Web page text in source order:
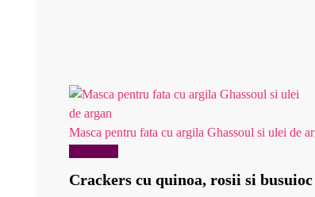
Masca pentru fata cu argila Ghassoul si ulei de
Crackers cu quinoa, rosii si